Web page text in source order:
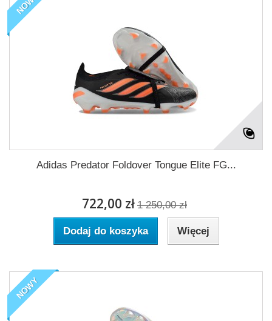
Adidas Predator Foldover Tongue Elite FG...
722,00 zł 1 250,00 zł
Dodaj do koszyka Więcej
NOWY